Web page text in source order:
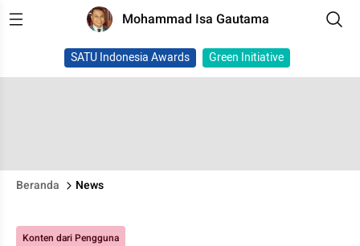
Mohammad Isa Gautama
SATU Indonesia Awards Green Initiative
Beranda News
Konten dari Pengguna